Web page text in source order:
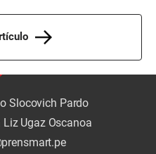
Slocovich Pardo
Ugaz Oscanoa